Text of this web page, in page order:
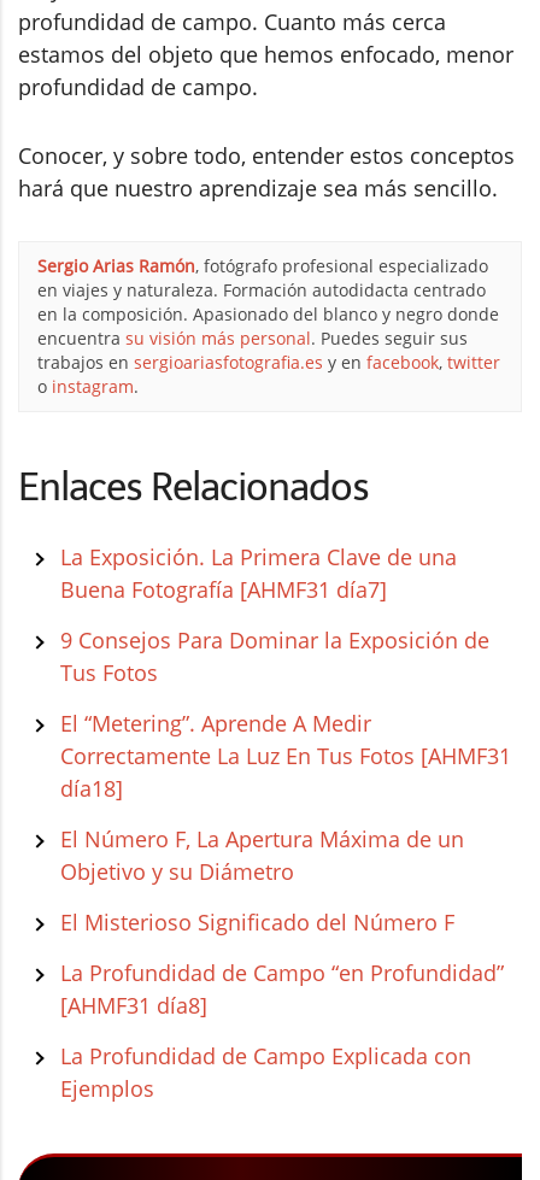
profundidad de campo. Cuanto más cerca
estamos del objeto que hemos enfocado, menor
profundidad de campo.
Conocer, y sobre todo, entender estos conceptos
hará que nuestro aprendizaje sea más sencillo.
Sergio Arias Ramón, fotógrafo profesional especializado
en viajes y naturaleza. Formación autodidacta centrado
en la composición. Apasionado del blanco y negro donde
encuentra su visión más personal. Puedes seguir sus
trabajos en sergioariasfotografia.es y en facebook, twitter
o instagram.
Enlaces Relacionados
La Exposición. La Primera Clave de una
Buena Fotografía [AHMF31 día7]
9 Consejos Para Dominar la Exposición de
Tus Fotos
El “Metering”. Aprende A Medir
Correctamente La Luz En Tus Fotos [AHMF31
día18]
El Número F, La Apertura Máxima de un
Objetivo y su Diámetro
El Misterioso Significado del Número F
La Profundidad de Campo “en Profundidad”
[AHMF31 día8]
La Profundidad de Campo Explicada con
Ejemplos